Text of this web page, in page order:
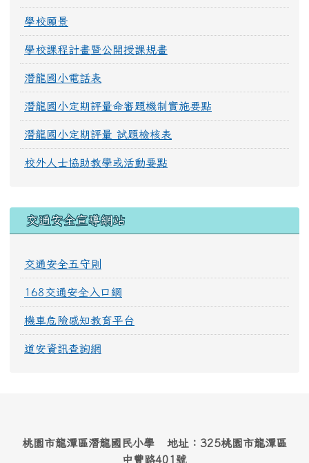
學校願景
學校課程計畫暨公開授課規畫
潛龍國小電話表
潛龍國小定期評量命審題機制實施要點
潛龍國小定期評量 試題檢核表
校外人士協助教學或活動要點
交通安全宣導網站
交通安全五守則
168交通安全入口網
機車危險感知教育平台
道安資訊查詢網
桃園市龍潭區潛龍國民小學 地址：325桃園市龍潭區
中豐路401號